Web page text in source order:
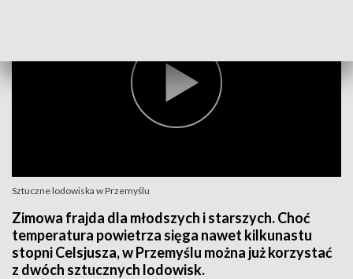
Sztuczne lodowiska w Przemyślu
Zimowa frajda dla młodszych i starszych. Choć
temperatura powietrza sięga nawet kilkunastu
stopni Celsjusza, w Przemyślu można już korzystać
z dwóch sztucznych lodowisk.